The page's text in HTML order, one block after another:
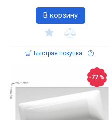
В корзину
Быстрая покупка
-77 %